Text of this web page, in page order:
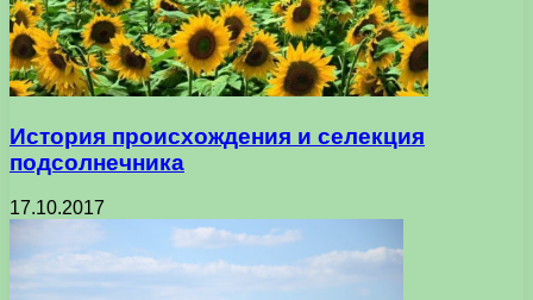
История происхождения и селекция
подсолнечника
17.10.2017